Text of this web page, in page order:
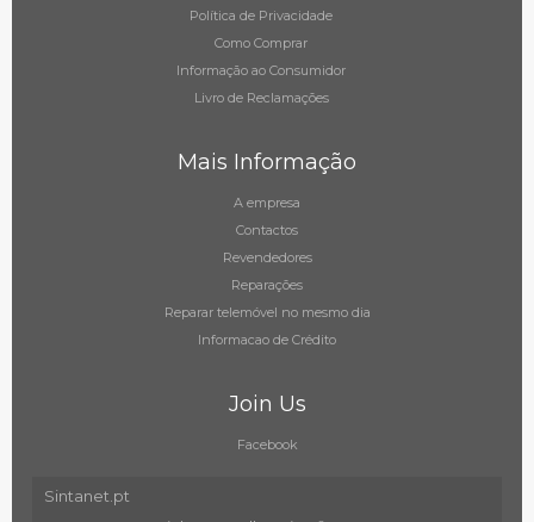
Política de Privacidade
Como Comprar
Informação ao Consumidor
Livro de Reclamações
Mais Informação
A empresa
Contactos
Revendedores
Reparações
Reparar telemóvel no mesmo dia
Informacao de Crédito
Join Us
Facebook
Sintanet.pt